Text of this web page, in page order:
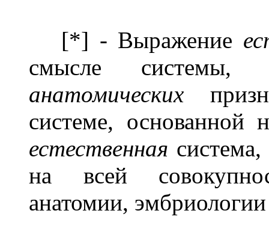
[*] - Выражение
смысле системы,
анатомических
системе, основанной
естественная
на всей
анатомии,